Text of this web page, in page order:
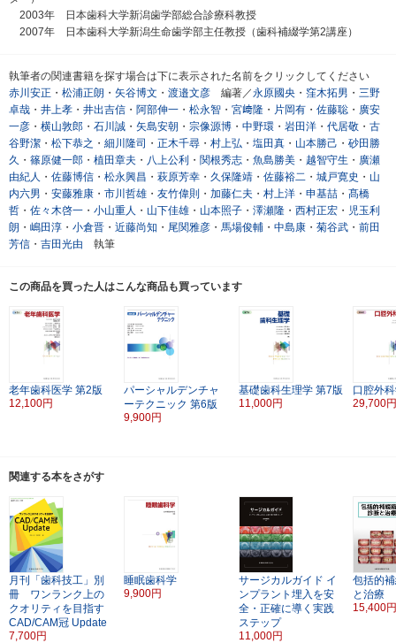
2003年 日本歯科大学新潟歯学部総合診療科教授
2007年 日本歯科大学新潟生命歯学部主任教授（歯科補綴学第2講座）
執筆者の関連書籍を探す場合は下に表示された名前をクリックしてください
赤川安正 ・ 松浦正朗 ・ 矢谷博文 ・ 渡邉文彦 編著／永原國央 ・ 窪木拓男 ・ 三野
卓哉 ・ 井上孝 ・ 井出吉信 ・ 阿部伸一 ・ 松永智 ・ 宮﨑隆 ・ 片岡有 ・ 佐藤聡 ・ 廣安
一彦 ・ 横山敦郎 ・ 石川誠 ・ 矢島安朝 ・ 宗像源博 ・ 中野環 ・ 岩田洋 ・ 代居敬 ・ 古
谷野潔 ・ 松下恭之 ・ 細川隆司 ・ 正木千尋 ・ 村上弘 ・ 塩田真 ・ 山本勝己 ・ 砂田勝
久 ・ 篠原健一郎 ・ 植田章夫 ・ 八上公利 ・ 関根秀志 ・ 魚島勝美 ・ 越智守生 ・ 廣瀬
由紀人 ・ 佐藤博信 ・ 松永興昌 ・ 萩原芳幸 ・ 久保隆靖 ・ 佐藤裕二 ・ 城戸寛史 ・ 山
内六男 ・ 安藤雅康 ・ 市川哲雄 ・ 友竹偉則 ・ 加藤仁夫 ・ 村上洋 ・ 申基喆 ・ 髙橋
哲 ・ 佐々木啓一 ・ 小山重人 ・ 山下佳雄 ・ 山本照子 ・ 澤瀬隆 ・ 西村正宏 ・ 児玉利
朗 ・ 嶋田淳 ・ 小倉晋 ・ 近藤尚知 ・ 尾関雅彦 ・ 馬場俊輔 ・ 中島康 ・ 菊谷武 ・ 前田
芳信 ・ 吉田光由 執筆
この商品を買った人はこんな商品も買っています
老年歯科医学 第2版
12,100円
パーシャルデンチャ
ーテクニック 第6版
9,900円
基礎歯科生理学 第7版
11,000円
口腔外
29,700
関連する本をさがす
月刊「歯科技工」別
冊 ワンランク上の
クオリティを目指す
CAD/CAM冠 Update
7,700円
睡眠歯科学
9,900円
サージカルガイド イ
ンプラント埋入を安
全・正確に導く実践
ステップ
11,000円
包括的
と治療
15,400